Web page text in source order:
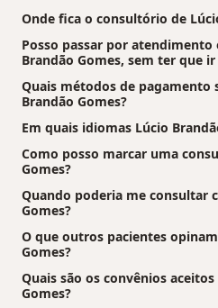
Onde fica o consultório de
Posso passar por atendimento
Brandão Gomes, sem ter que
Quais métodos de pagamento
Brandão Gomes?
Em quais idiomas Lúcio
Como posso marcar uma
Gomes?
Quando poderia me consultar
Gomes?
O que outros pacientes
Gomes?
Quais são os convênios
Gomes?